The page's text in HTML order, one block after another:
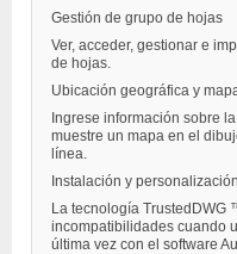
Gestión de grupo de hojas
Ver, acceder, gestionar e
de hojas.
Ubicación geográfica y
Ingrese información sobre
muestre un mapa en el
línea.
Instalación y personalización.
La tecnología TrustedDWG
incompatibilidades cuando
última vez con el software